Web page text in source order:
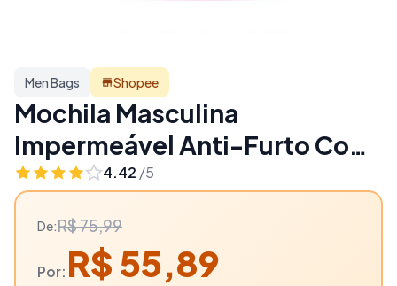
Men Bags Shopee
Mochila Masculina
Impermeável Anti-Furto Com
Cadeado Bolso Nas Costas
Reforçada Grande CHL 48A-
65 - 26% OFF | Men Bags
4.42 /5
De:R$ 75,99
Por: R$ 55,89